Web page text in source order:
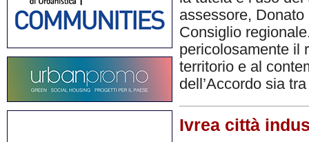
assessore,
Consiglio
pericolosamente il
territorio e al
dell’Accordo sia
Ivrea città